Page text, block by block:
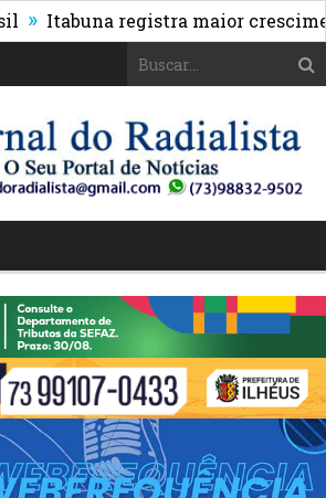
Itabuna registra maior crescimento